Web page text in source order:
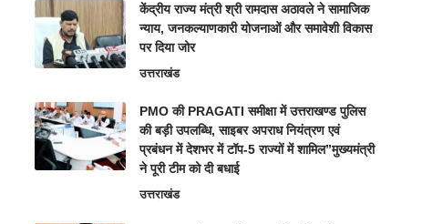
केंद्रीय राज्य मंत्री श्री रामदास अठावले ने सामाजिक
न्याय, जनकल्याणकारी योजनाओं और समावेशी विकास
पर दिया जोर
उत्तराखंड
PMO की PRAGATI समीक्षा में उत्तराखण्ड पुलिस
की बड़ी उपलब्धि, साइबर अपराध नियंत्रण एवं
प्रबंधन में देशभर में टॉप-5 राज्यों में शामिल”मुख्यमंत्री
ने पूरी टीम को दी बधाई
उत्तराखंड